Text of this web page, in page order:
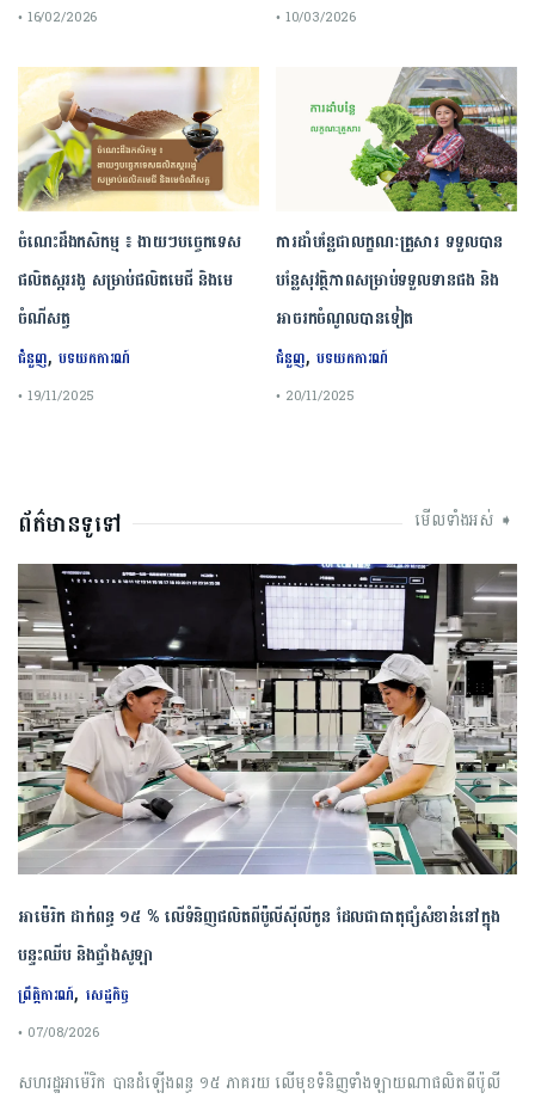
• 10/03/2026
• 16/02/2026
ការដាំបន្លែជាលក្ខណៈគ្រួសារ ទទួលបាន
បន្លែសុវត្ថិភាពសម្រាប់ទទួលទានផង និង
អាចរកចំណូលបានទៀត
ជំនួញ,បទយកការណ៍
• 20/11/2025
ចំណេះដឹងកសិកម្ម ៖ ងាយៗបច្ចេកទេស
ផលិតស្កររងូ សម្រាប់ផលិតមេជី និងមេ
ចំណីសត្វ
ជំនួញ,បទយកការណ៍
• 19/11/2025
ព័ត៌មានទូទៅ មើលទាំងអស់ ➧
អាម៉េរិក ដាក់ពន្ធ ១៥ % លើទំនិញផលិតពីប៉ូលីស៊ីលីកូន ដែលជាធាតុផ្សំសំខាន់នៅក្នុង
បន្ទះឈីប និងផ្ទាំងសូឡា
ព្រឹត្តិការណ៍, សេដ្ឋកិច្ច
• 07/08/2026
សហរដ្ឋអាម៉េរិក បានដំឡើងពន្ធ ១៥ ភាគរយ លើមុខទំនិញទាំងឡាយណាផលិតពីប៉ូលី